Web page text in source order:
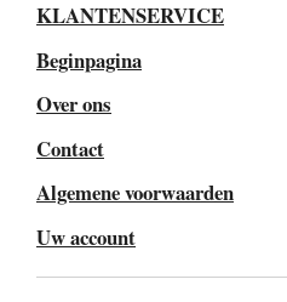
KLANTENSERVICE
Beginpagina
Over ons
Contact
Algemene voorwaarden
Uw account